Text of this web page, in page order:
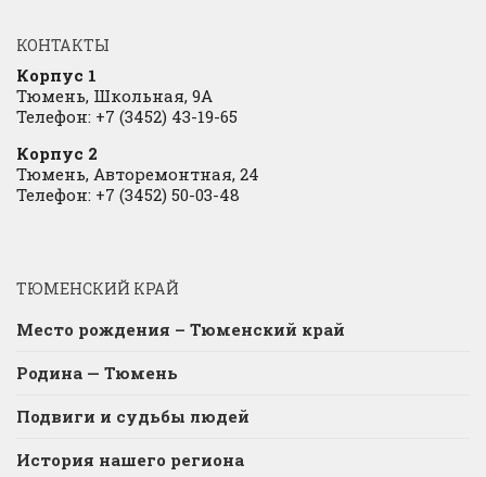
КОНТАКТЫ
Корпус 1
Тюмень, Школьная, 9А
Телефон: +7 (3452) 43-19-65
Корпус 2
Тюмень, Авторемонтная, 24
Телефон: +7 (3452) 50-03-48
ТЮМЕНСКИЙ КРАЙ
Место рождения – Тюменский край
Родина — Тюмень
Подвиги и судьбы людей
История нашего региона